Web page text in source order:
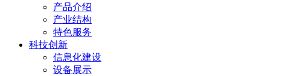
产品介绍
产业结构
特色服务
科技创新
信息化建设
设备展示